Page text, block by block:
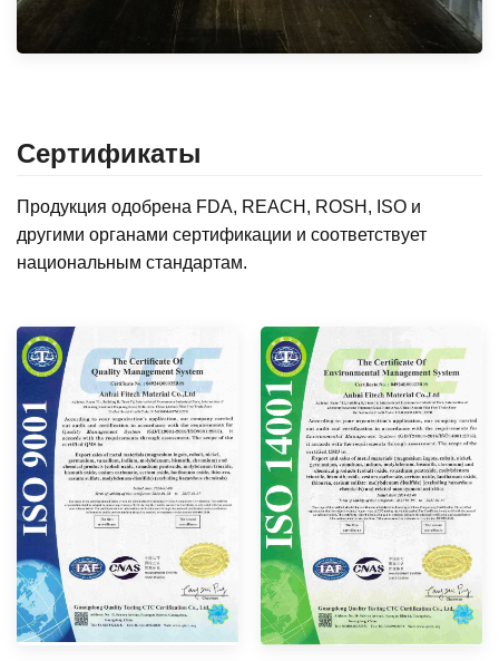
Сертификаты
Продукция одобрена FDA, REACH, ROSH, ISO и
другими органами сертификации и соответствует
национальным стандартам.